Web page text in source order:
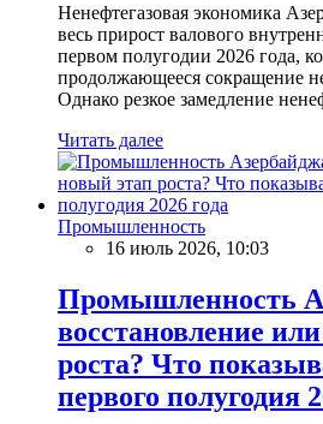
Ненефтегазовая экономика
весь прирост валового
первом полугодии 2026 года,
продолжающееся сокращение
Однако резкое замедление
Читать далее
Промышленность
16 июль 2026, 10:03
Промышленность
восстановление
роста? Что
первого полугодия